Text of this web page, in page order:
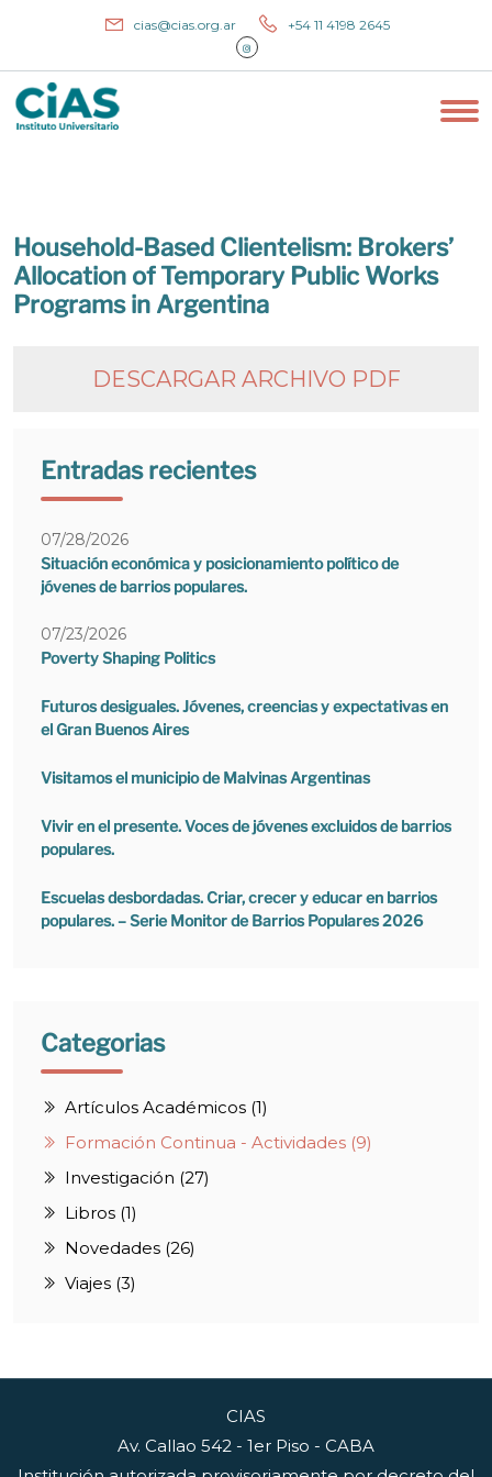
cias@cias.org.ar +54 11 4198 2645
Household-Based Clientelism: Brokers’
Allocation of Temporary Public Works
Programs in Argentina
DESCARGAR ARCHIVO PDF
Entradas recientes
07/28/2026
Situación económica y posicionamiento político de
jóvenes de barrios populares.
07/23/2026
Poverty Shaping Politics
Futuros desiguales. Jóvenes, creencias y expectativas en
el Gran Buenos Aires
Visitamos el municipio de Malvinas Argentinas
Vivir en el presente. Voces de jóvenes excluidos de barrios
populares.
Escuelas desbordadas. Criar, crecer y educar en barrios
populares. – Serie Monitor de Barrios Populares 2026
Categorias
Artículos Académicos (1)
Formación Continua - Actividades (9)
Investigación (27)
Libros (1)
Novedades (26)
Viajes (3)
CIAS
Av. Callao 542 - 1er Piso - CABA